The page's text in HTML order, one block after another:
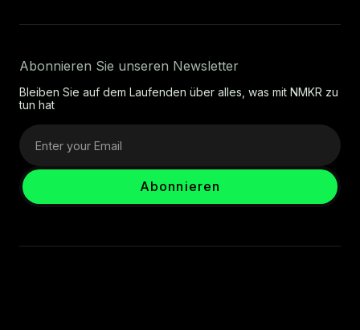
Abonnieren Sie unseren Newsletter
Bleiben Sie auf dem Laufenden über alles, was mit NMKR zu
tun hat